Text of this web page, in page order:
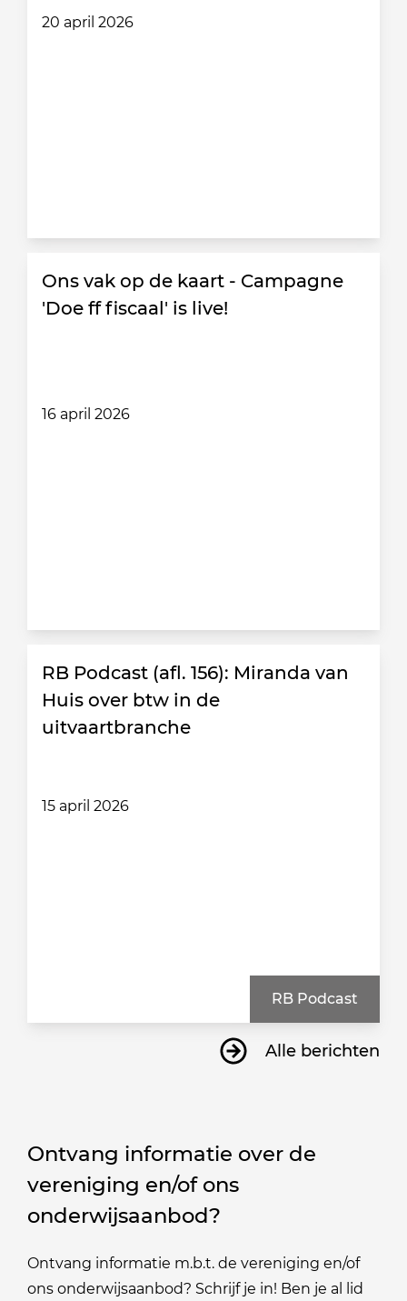
20 april 2026
Ons vak op de kaart - Campagne
'Doe ff fiscaal' is live!
16 april 2026
RB Podcast (afl. 156): Miranda van
Huis over btw in de
uitvaartbranche
15 april 2026
RB Podcast
Alle berichten
Ontvang informatie over de
vereniging en/of ons
onderwijsaanbod?
Ontvang informatie m.b.t. de vereniging en/of
ons onderwijsaanbod? Schrijf je in! Ben je al lid